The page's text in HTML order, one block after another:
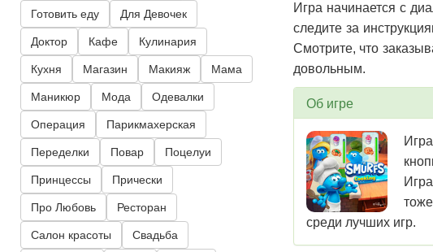
Игра начинается с
следите за
Смотрите, что
довольным.
Об игре
среди лучших игр.
Готовить еду Для Девочек
Доктор Кафе Кулинария
Кухня Магазин Макияж Мама
Маникюр Мода Одевалки
Операция Парикмахерская
Переделки Повар Поцелуи
Принцессы Прически
Про Любовь Ресторан
Салон красоты Свадьба